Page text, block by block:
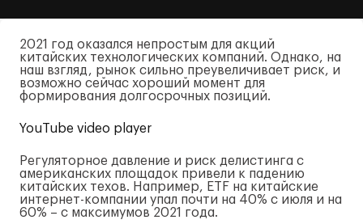
2021 год оказался непростым для акций
китайских технологических компаний. Однако, на
наш взгляд, рынок сильно преувеличивает риск, и
возможно сейчас хороший момент для
формирования долгосрочных позиций.
YouTube video player
Регуляторное давление и риск делистинга с
американских площадок привели к падению
китайских техов. Например, ETF на китайские
интернет-компании упал почти на 40% с июля и на
60% – с максимумов 2021 года.